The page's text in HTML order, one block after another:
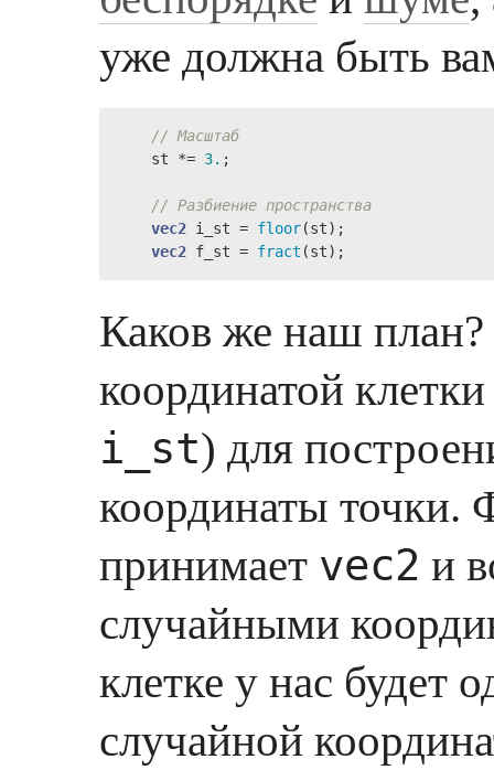
уже должна быть
// Масштаб
    st *=
3. ;
// Разбиение пространства
vec2 i_st = floor(st);
vec2 f_st = fract (st);
Каков же наш
координатой
i_st) для
координаты точки.
принимает vec2 и
случайными
клетке у нас будет
случайной